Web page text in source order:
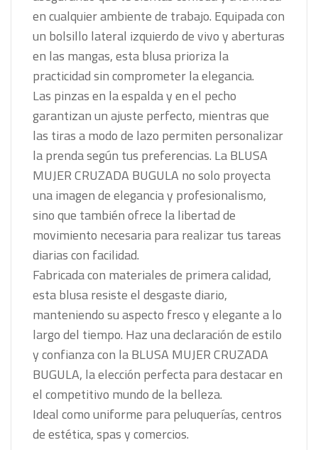
en cualquier ambiente de trabajo. Equipada con
un bolsillo lateral izquierdo de vivo y aberturas
en las mangas, esta blusa prioriza la
practicidad sin comprometer la elegancia.
Las pinzas en la espalda y en el pecho
garantizan un ajuste perfecto, mientras que
las tiras a modo de lazo permiten personalizar
la prenda según tus preferencias. La BLUSA
MUJER CRUZADA BUGULA no solo proyecta
una imagen de elegancia y profesionalismo,
sino que también ofrece la libertad de
movimiento necesaria para realizar tus tareas
diarias con facilidad.
Fabricada con materiales de primera calidad,
esta blusa resiste el desgaste diario,
manteniendo su aspecto fresco y elegante a lo
largo del tiempo. Haz una declaración de estilo
y confianza con la BLUSA MUJER CRUZADA
BUGULA, la elección perfecta para destacar en
el competitivo mundo de la belleza.
Ideal como uniforme para peluquerías, centros
de estética, spas y comercios.